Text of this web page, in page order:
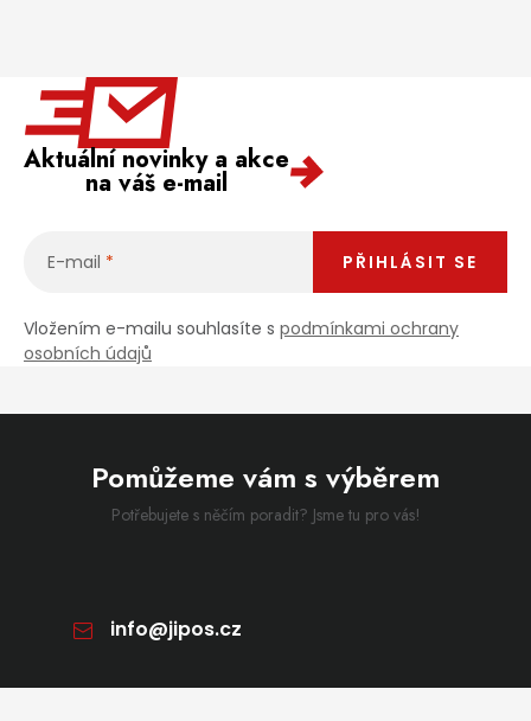
Aktuální novinky a akce
na váš e-mail
E-mail
Vložením e-mailu souhlasíte s podmínkami ochrany
osobních údajů
PŘIHLÁSIT SE
Pomůžeme vám s výběrem
Potřebujete s něčím poradit? Jsme tu pro vás!
info@jipos.cz